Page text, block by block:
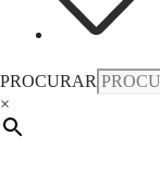
PROCURAR
×